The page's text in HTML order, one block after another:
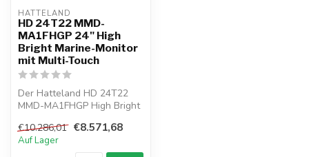
HATTELAND
HD 24T22 MMD-
MA1FHGP 24" High
Bright Marine-Monitor
mit Multi-Touch
Der Hatteland HD 24T22
MMD-MA1FHGP High Bright
HD-Auf...
€10.286,01 €8.571,68
Auf Lager